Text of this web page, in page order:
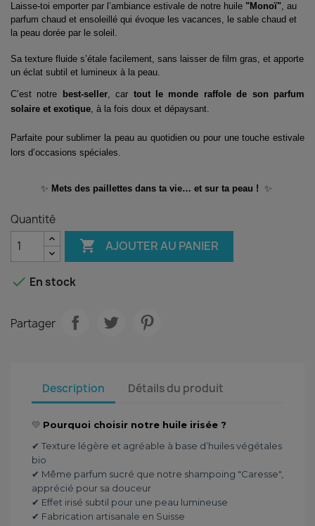
Laisse-toi emporter par l’ambiance estivale de notre huile "Monoï", au
parfum chaud et ensoleillé qui évoque les vacances, le sable chaud et
la peau dorée par le soleil.
Sa texture fluide s’étale facilement, sans laisser de film gras, et apporte
un éclat subtil et lumineux à la peau.
C’est notre best-seller, car tout le monde raffole de son parfum
solaire et exotique , à la fois doux et dépaysant.
Parfaite pour sublimer la peau au quotidien ou pour une touche estivale
lors d’occasions spéciales.
✨ Mets des paillettes dans ta vie… et sur ta peau ! ✨
Quantité
 AJOUTER AU PANIER
 En stock
Partager
Description Détails du produit
💚 Pourquoi choisir notre huile irisée ?
✔ Texture légère et agréable à base d’huiles végétales
bio
✔ Même parfum sucré que notre shampoing "Caresse",
apprécié pour sa douceur
✔ Effet irisé subtil pour une peau lumineuse
✔ Fabrication artisanale en Suisse